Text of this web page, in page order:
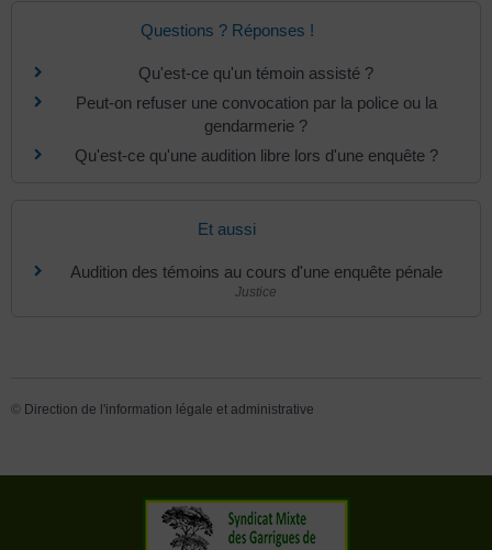
Questions ? Réponses !
Qu'est-ce qu'un témoin assisté ?
Peut-on refuser une convocation par la police ou la
gendarmerie ?
Qu'est-ce qu'une audition libre lors d'une enquête ?
Et aussi
Audition des témoins au cours d'une enquête pénale
Justice
© Direction de l'information légale et administrative